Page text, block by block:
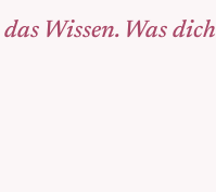
Wissen. Was